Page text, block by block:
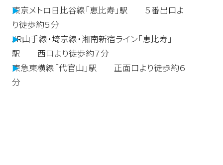
東京メトロ日比谷線「恵比寿」駅 ５番出口よ
り徒歩約５分
JR山手線・埼京線・湘南新宿ライン「恵比寿」
駅 西口より徒歩約７分
東急東横線「代官山」駅 正面口より徒歩約６
分